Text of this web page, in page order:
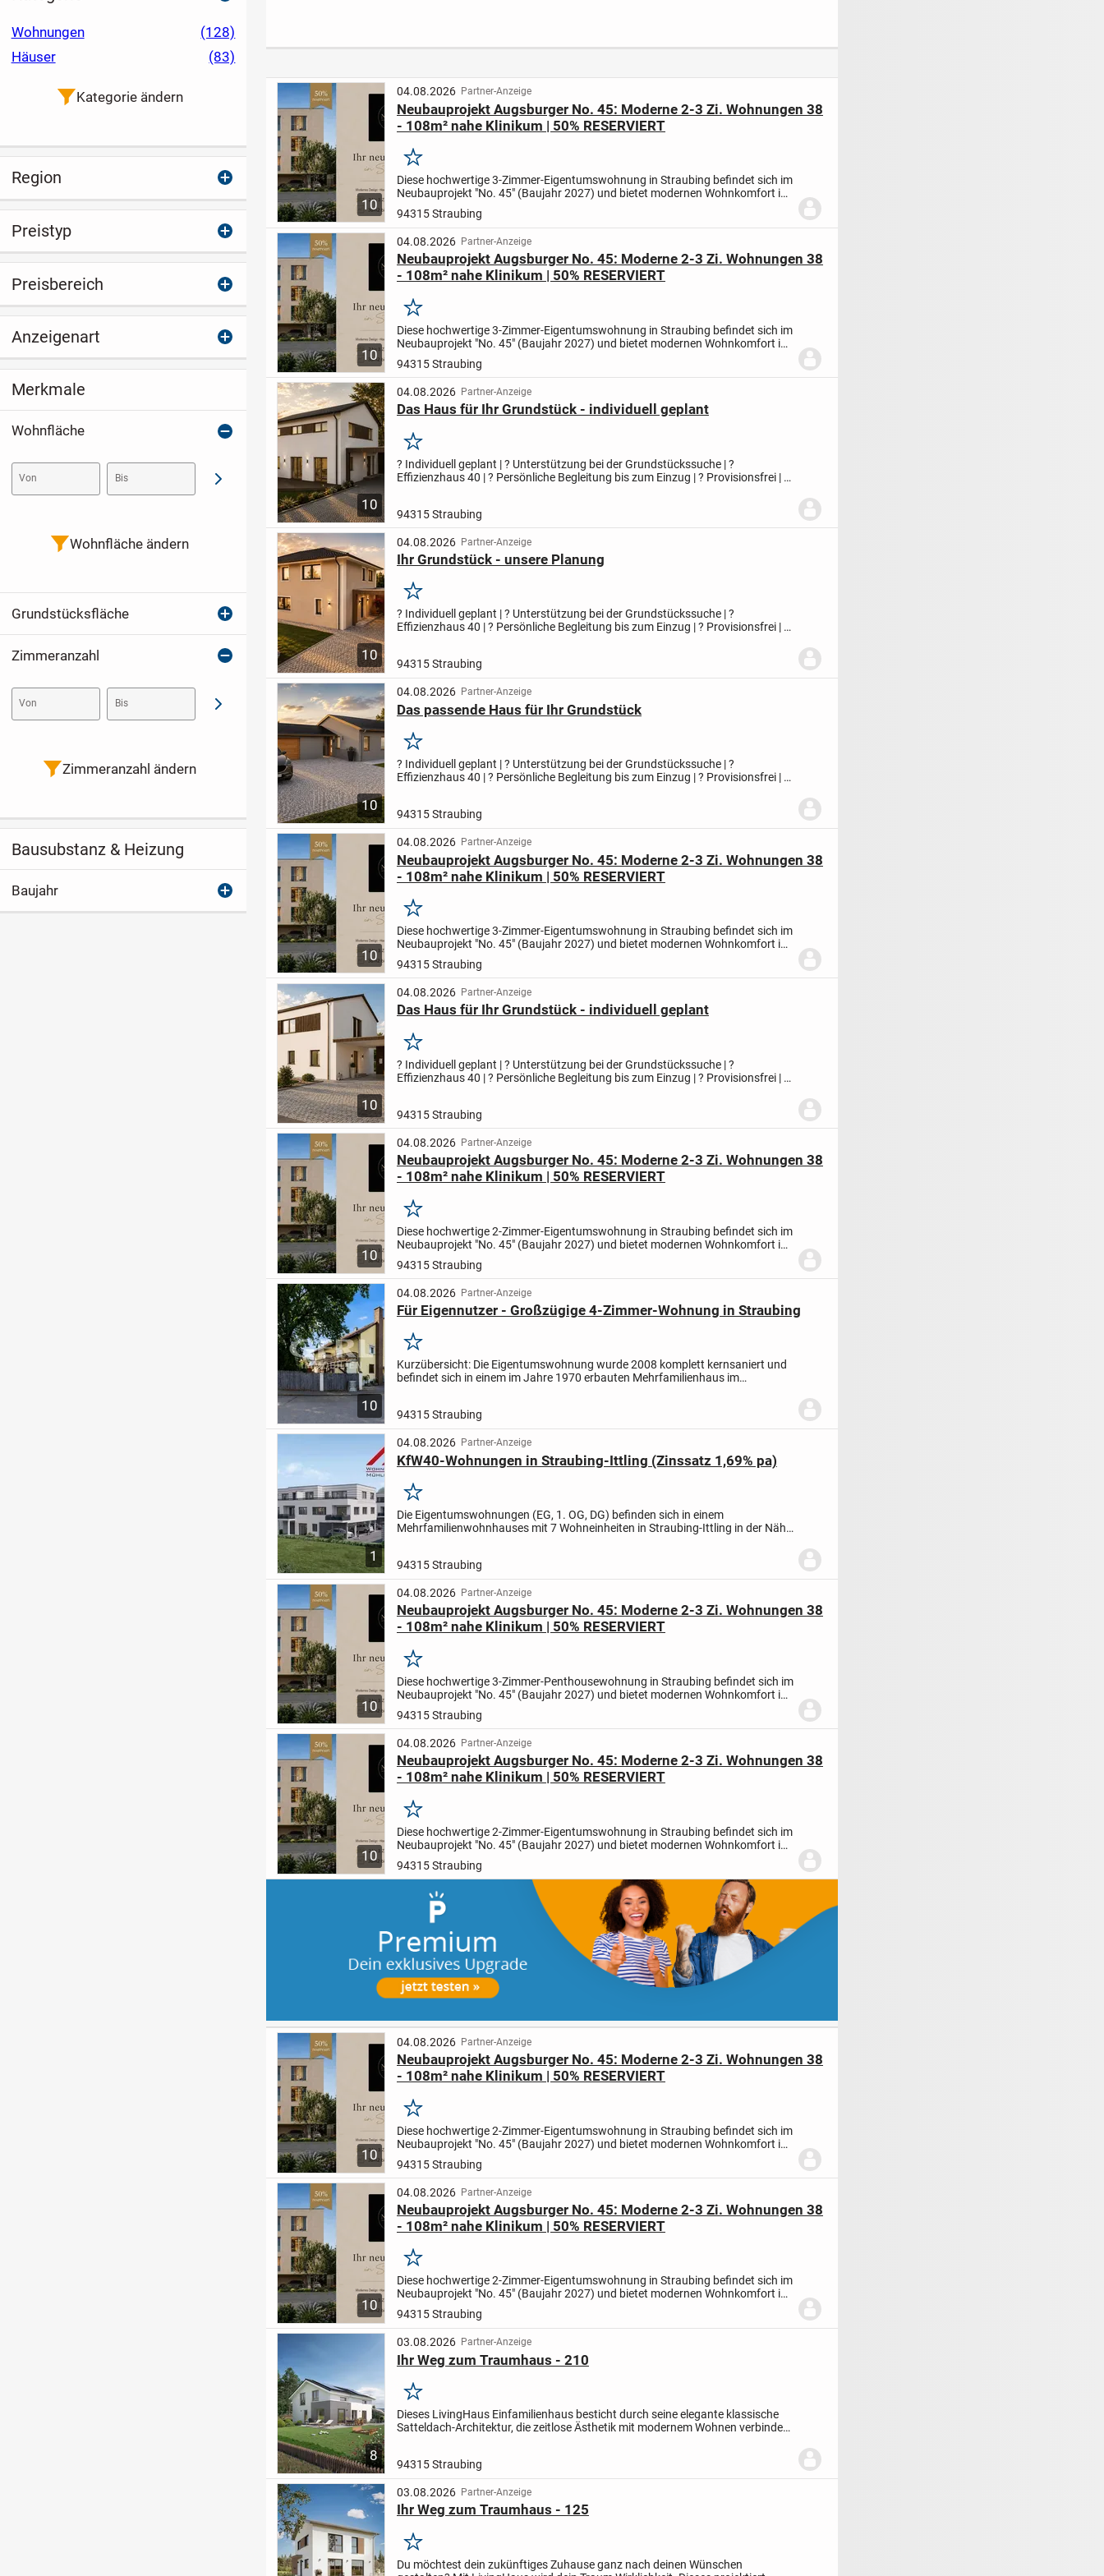
persönlichen
Wohnstil.
10
04.08.2026 Partner-Anzeige
Neubauprojekt Augsburger No. 45: Moderne 2-3 Zi. Wohnungen 38
- 108m² nahe Klinikum | 50% RESERVIERT
Merken
Diese hochwertige 3-Zimmer-Eigentumswohnung in Straubing befindet sich im
Neubauprojekt "No. 45" (Baujahr 2027) und bietet modernen Wohnkomfort in
energieeffizienter KfW-40-Bauweise.
94315 Straubing
10
04.08.2026 Partner-Anzeige
Neubauprojekt Augsburger No. 45: Moderne 2-3 Zi. Wohnungen 38
- 108m² nahe Klinikum | 50% RESERVIERT
Merken
Diese hochwertige 3-Zimmer-Eigentumswohnung in Straubing befindet sich im
Neubauprojekt "No. 45" (Baujahr 2027) und bietet modernen Wohnkomfort in
energieeffizienter KfW-40-Bauweise.
94315 Straubing
10
04.08.2026 Partner-Anzeige
Das Haus für Ihr Grundstück - individuell geplant
Merken
? Individuell geplant | ? Unterstützung bei der Grundstückssuche | ?
Effizienzhaus 40 | ? Persönliche Begleitung bis zum Einzug | ? Provisionsfrei | ?
94315 Straubing
10
04.08.2026 Partner-Anzeige
Ihr Grundstück - unsere Planung
Merken
? Individuell geplant | ? Unterstützung bei der Grundstückssuche | ?
Effizienzhaus 40 | ? Persönliche Begleitung bis zum Einzug | ? Provisionsfrei | ?
94315 Straubing
10
04.08.2026 Partner-Anzeige
Das passende Haus für Ihr Grundstück
Merken
? Individuell geplant | ? Unterstützung bei der Grundstückssuche | ?
Effizienzhaus 40 | ? Persönliche Begleitung bis zum Einzug | ? Provisionsfrei | ?
94315 Straubing
10
04.08.2026 Partner-Anzeige
Neubauprojekt Augsburger No. 45: Moderne 2-3 Zi. Wohnungen 38
- 108m² nahe Klinikum | 50% RESERVIERT
Merken
Diese hochwertige 3-Zimmer-Eigentumswohnung in Straubing befindet sich im
Neubauprojekt "No. 45" (Baujahr 2027) und bietet modernen Wohnkomfort in
energieeffizienter KfW-40-Bauweise.
94315 Straubing
10
04.08.2026 Partner-Anzeige
Das Haus für Ihr Grundstück - individuell geplant
Merken
? Individuell geplant | ? Unterstützung bei der Grundstückssuche | ?
Effizienzhaus 40 | ? Persönliche Begleitung bis zum Einzug | ? Provisionsfrei | ?
94315 Straubing
10
04.08.2026 Partner-Anzeige
Neubauprojekt Augsburger No. 45: Moderne 2-3 Zi. Wohnungen 38
- 108m² nahe Klinikum | 50% RESERVIERT
Merken
Diese hochwertige 2-Zimmer-Eigentumswohnung in Straubing befindet sich im
Neubauprojekt "No. 45" (Baujahr 2027) und bietet modernen Wohnkomfort in
energieeffizienter KfW-40-Bauweise.
94315 Straubing
10
04.08.2026 Partner-Anzeige
Für Eigennutzer - Großzügige 4-Zimmer-Wohnung in Straubing
Merken
Kurzübersicht: Die Eigentumswohnung wurde 2008 komplett kernsaniert und
befindet sich in einem im Jahre 1970 erbauten Mehrfamilienhaus im
94315 Straubing
1
04.08.2026 Partner-Anzeige
KfW40-Wohnungen in Straubing-Ittling (Zinssatz 1,69% pa)
Merken
Die Eigentumswohnungen (EG, 1. OG, DG) befinden sich in einem
Mehrfamilienwohnhauses mit 7 Wohneinheiten in Straubing-Ittling in der Nähe
94315 Straubing
10
04.08.2026 Partner-Anzeige
Neubauprojekt Augsburger No. 45: Moderne 2-3 Zi. Wohnungen 38
- 108m² nahe Klinikum | 50% RESERVIERT
Merken
Diese hochwertige 3-Zimmer-Penthousewohnung in Straubing befindet sich im
Neubauprojekt "No. 45" (Baujahr 2027) und bietet modernen Wohnkomfort in
energieeffizienter KfW-40-Bauweise.
94315 Straubing
10
04.08.2026 Partner-Anzeige
Neubauprojekt Augsburger No. 45: Moderne 2-3 Zi. Wohnungen 38
- 108m² nahe Klinikum | 50% RESERVIERT
Merken
Diese hochwertige 2-Zimmer-Eigentumswohnung in Straubing befindet sich im
Neubauprojekt "No. 45" (Baujahr 2027) und bietet modernen Wohnkomfort in
energieeffizienter KfW-40-Bauweise.
94315 Straubing
10
04.08.2026 Partner-Anzeige
Neubauprojekt Augsburger No. 45: Moderne 2-3 Zi. Wohnungen 38
- 108m² nahe Klinikum | 50% RESERVIERT
Merken
Diese hochwertige 2-Zimmer-Eigentumswohnung in Straubing befindet sich im
Neubauprojekt "No. 45" (Baujahr 2027) und bietet modernen Wohnkomfort in
energieeffizienter KfW-40-Bauweise.
94315 Straubing
10
04.08.2026 Partner-Anzeige
Neubauprojekt Augsburger No. 45: Moderne 2-3 Zi. Wohnungen 38
- 108m² nahe Klinikum | 50% RESERVIERT
Merken
Diese hochwertige 2-Zimmer-Eigentumswohnung in Straubing befindet sich im
Neubauprojekt "No. 45" (Baujahr 2027) und bietet modernen Wohnkomfort in
energieeffizienter KfW-40-Bauweise.
94315 Straubing
8
03.08.2026 Partner-Anzeige
Ihr Weg zum Traumhaus - 210
Merken
Dieses LivingHaus Einfamilienhaus besticht durch seine elegante klassische
Satteldach-Architektur, die zeitlose Ästhetik mit modernem Wohnen verbindet.
94315 Straubing
03.08.2026 Partner-Anzeige
Ihr Weg zum Traumhaus - 125
Merken
Du möchtest dein zukünftiges Zuhause ganz nach deinen Wünschen
Wohnungen
(128)
Häuser
(83)
Kategorie ändern
Region
Preistyp
Preisbereich
Anzeigenart
Merkmale
Wohnfläche
Von Bis Abschicken
Wohnfläche ändern
Grundstücksfläche
Zimmeranzahl
Von Bis Abschicken
Zimmeranzahl ändern
Bausubstanz & Heizung
Baujahr